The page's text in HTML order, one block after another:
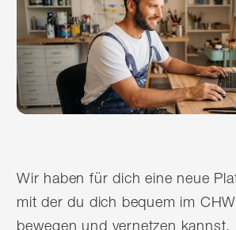
Wir haben für dich eine neue
mit der du dich bequem im
bewegen und vernetzen kannst.